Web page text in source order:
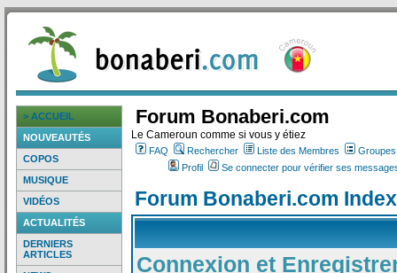
> ACCUEIL
NOUVEAUTÉS
COPOS
MUSIQUE
VIDÉOS
ACTUALITÉS
DERNIERS
ARTICLES
Forum Bonaberi.com
Le Cameroun comme si vous y étiez
FAQ Rechercher Liste des Membres
Profil
Se connecter pour vérifier ses
Forum Bonaberi.com
Connexion et